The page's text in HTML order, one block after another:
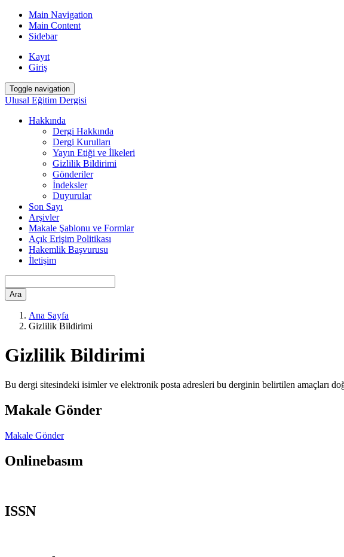
Main Navigation
Main Content
Sidebar
Kayıt
Giriş
Toggle navigation
Ulusal Eğitim Dergisi
Hakkında
Dergi Hakkında
Dergi Kurulları
Yayın Etiği ve İlkeleri
Gizlilik Bildirimi
Gönderiler
İndeksler
Duyurular
Son Sayı
Arşivler
Makale Şablonu ve Formlar
Açık Erişim Politikası
Hakemlik Başvurusu
İletişim
Ara
Ana Sayfa
Gizlilik Bildirimi
Gizlilik Bildirimi
Bu dergi sitesindeki isimler ve elektronik posta adresleri bu derginin belirtilen amaçları
Makale Gönder
Makale Gönder
Onlinebasım
ISSN